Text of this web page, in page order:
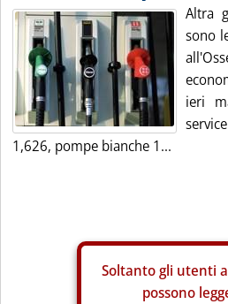
Altra
sono
ieri
1,626, pompe bianche 1...
Soltanto gli utenti
possono